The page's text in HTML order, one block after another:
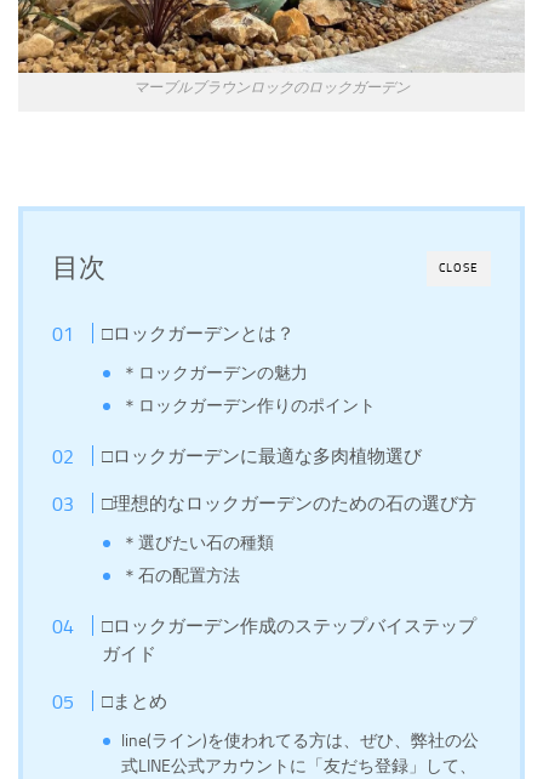
マーブルブラウンロックのロックガーデン
CLOSE
目次
□ロックガーデンとは？
＊ロックガーデンの魅力
＊ロックガーデン作りのポイント
□ロックガーデンに最適な多肉植物選び
□理想的なロックガーデンのための石の選び方
＊選びたい石の種類
＊石の配置方法
□ロックガーデン作成のステップバイステップ
ガイド
□まとめ
line(ライン)を使われてる方は、ぜひ、弊社の公
式LINE公式アカウントに「友だち登録」して、